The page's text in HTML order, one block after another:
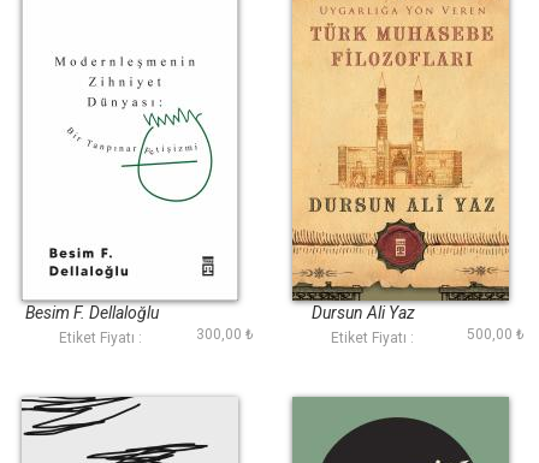
Modernleşmenin
Besim F. Dellaloğlu
Etiket Fiyatı : 300,00 ₺
Türk Muhasebe
Filozofları
Dursun Ali Yaz
Etiket Fiyatı : 500,00 ₺